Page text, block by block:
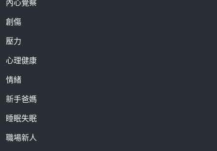
內心覺察
創傷
壓力
心理健康
情緒
新手爸媽
睡眠失眠
職場新人